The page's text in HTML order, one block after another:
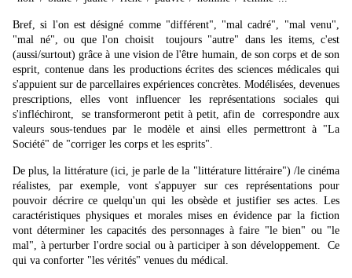
Bref, si l'on est désigné comme "différent", "mal cadré", "mal venu",
"mal né", ou que l'on choisit toujours "autre" dans les items, c'est
(aussi/surtout) grâce à une vision de l'être humain, de son corps et de son
esprit, contenue dans les productions écrites des sciences médicales qui
s'appuient sur de parcellaires expériences concrètes. Modélisées, devenues
prescriptions, elles vont influencer les représentations sociales qui
s'infléchiront, se transformeront petit à petit, afin de correspondre aux
valeurs sous-tendues par le modèle et ainsi elles permettront à "La
Société" de "corriger les corps et les esprits".
De plus, la littérature (ici, je parle de la "littérature littéraire") /le cinéma
réalistes, par exemple, vont s'appuyer sur ces
représentations pour
pouvoir décrire ce quelqu'un qui les obsède et justifier ses actes. Les
caractéristiques physiques et morales mises en évidence par la fiction
vont déterminer les capacités des personnages à faire "le bien" ou "le
mal", à perturber l'ordre social ou à participer à son développement. Ce
qui va conforter "les vérités" venues du médical.